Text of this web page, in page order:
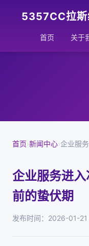
5357CC拉斯
首页 关于
首页›新闻中心›企业服
企业服务进
前的蛰伏期
发布时间：2026-01-